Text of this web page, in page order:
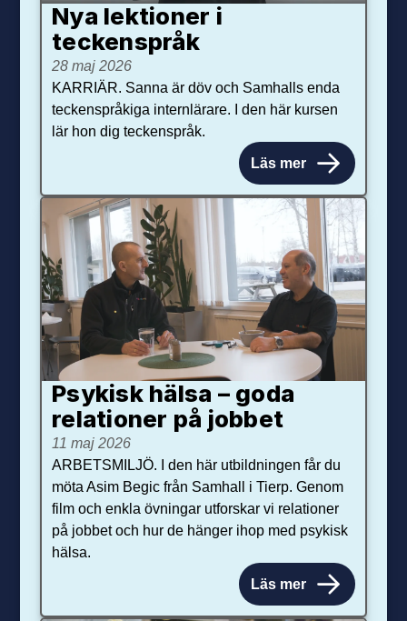
Nya lektioner i
teckenspråk
28 maj 2026
KARRIÄR. Sanna är döv och Samhalls enda
teckenspråkiga internlärare. I den här kursen
lär hon dig teckenspråk.
Läs mer
Psykisk hälsa – goda
relationer på jobbet
11 maj 2026
ARBETSMILJÖ. I den här utbildningen får du
möta Asim Begic från Samhall i Tierp. Genom
film och enkla övningar utforskar vi relationer
på jobbet och hur de hänger ihop med psykisk
hälsa.
Läs mer